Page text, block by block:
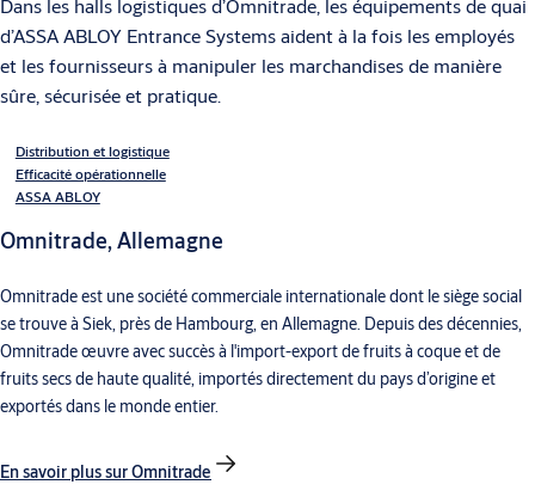
Dans les halls logistiques d’Omnitrade, les équipements de quai
d’ASSA ABLOY Entrance Systems aident à la fois les employés
et les fournisseurs à manipuler les marchandises de manière
sûre, sécurisée et pratique.
Distribution et logistique
Efficacité opérationnelle
ASSA ABLOY
Omnitrade, Allemagne
Omnitrade est une société commerciale internationale dont le siège social
se trouve à Siek, près de Hambourg, en Allemagne. Depuis des décennies,
Omnitrade œuvre avec succès à l'import-export de fruits à coque et de
fruits secs de haute qualité, importés directement du pays d’origine et
exportés dans le monde entier.
En savoir plus sur Omnitrade